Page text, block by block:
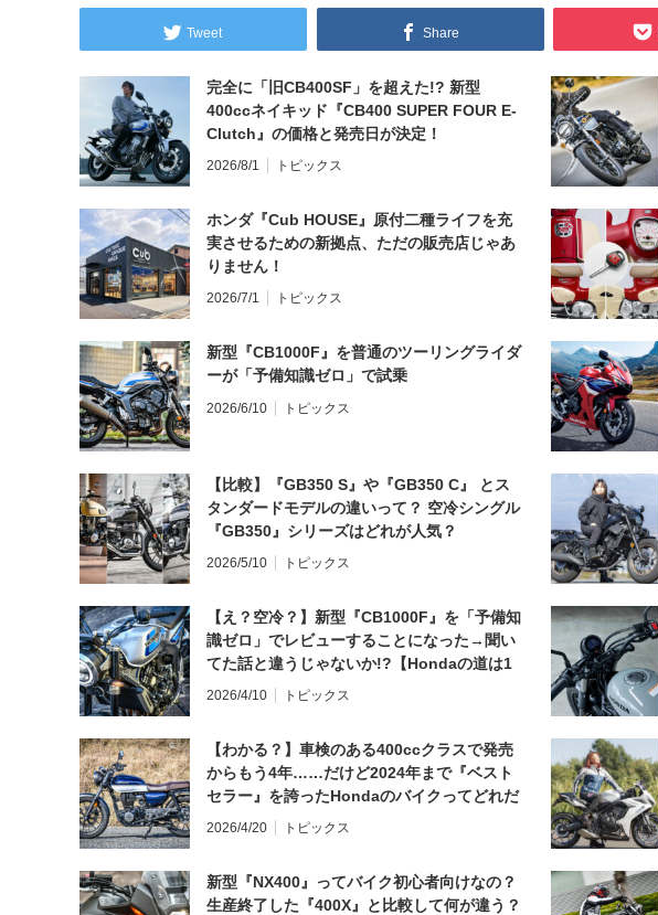
Tweet Share
完全に「旧CB400SF」を超えた!? 新型
400ccネイキッド『CB400 SUPER FOUR E-
Clutch』の価格と発売日が決定！
2026/8/1 トピックス
ホンダ『Cub HOUSE』原付二種ライフを充
実させるための新拠点、ただの販売店じゃあ
りません！
2026/7/1 トピックス
新型『CB1000F』を普通のツーリングライダ
ーが「予備知識ゼロ」で試乗
2026/6/10 トピックス
【比較】『GB350 S』や『GB350 C』 とス
タンダードモデルの違いって？ 空冷シングル
『GB350』シリーズはどれが人気？
2026/5/10 トピックス
【え？空冷？】新型『CB1000F』を「予備知
識ゼロ」でレビューすることになった→聞い
てた話と違うじゃないか!?【Hondaの道は1
日にしてならず／CB1000F ①第一印象 編】
2026/4/10 トピックス
【わかる？】車検のある400ccクラスで発売
からもう4年……だけど2024年まで『ベスト
セラー』を誇ったHondaのバイクってどれだ
と思う？
2026/4/20 トピックス
新型『NX400』ってバイク初心者向けなの？
生産終了した『400X』と比較して何が違う？